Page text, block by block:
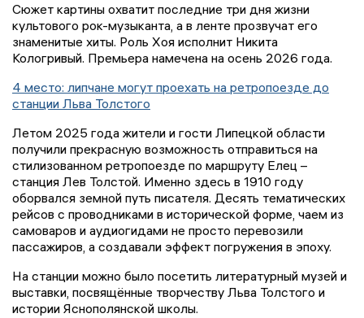
Сюжет картины охватит последние три дня жизни
культового рок-музыканта, а в ленте прозвучат его
знаменитые хиты. Роль Хоя исполнит Никита
Кологривый. Премьера намечена на осень 2026 года.
4 место: липчане могут проехать на ретропоезде до
станции Льва Толстого
Летом 2025 года жители и гости Липецкой области
получили прекрасную возможность отправиться на
стилизованном ретропоезде по маршруту Елец –
станция Лев Толстой. Именно здесь в 1910 году
оборвался земной путь писателя. Десять тематических
рейсов с проводниками в исторической форме, чаем из
самоваров и аудиогидами не просто перевозили
пассажиров, а создавали эффект погружения в эпоху.
На станции можно было посетить литературный музей и
выставки, посвящённые творчеству Льва Толстого и
истории Яснополянской школы.